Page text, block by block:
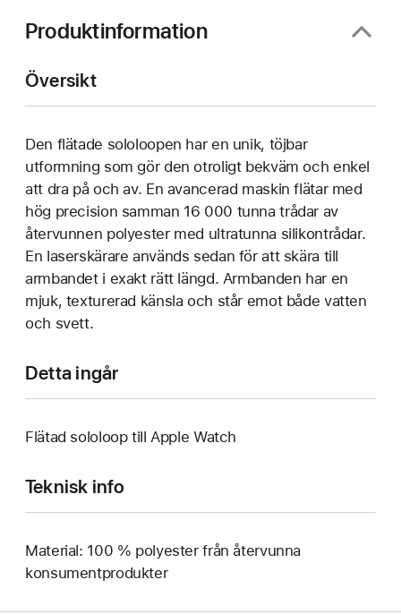
Produktinformation
Översikt
Den flätade sololoopen har en unik, töjbar
utformning som gör den otroligt bekväm och enkel
att dra på och av. En avancerad maskin flätar med
hög precision samman 16 000 tunna trådar av
återvunnen polyester med ultratunna silikontrådar.
En laserskärare används sedan för att skära till
armbandet i exakt rätt längd. Armbanden har en
mjuk, texturerad känsla och står emot både vatten
och svett.
Detta ingår
Flätad sololoop till Apple Watch
Teknisk info
Material: 100 % polyester från återvunna
konsumentprodukter